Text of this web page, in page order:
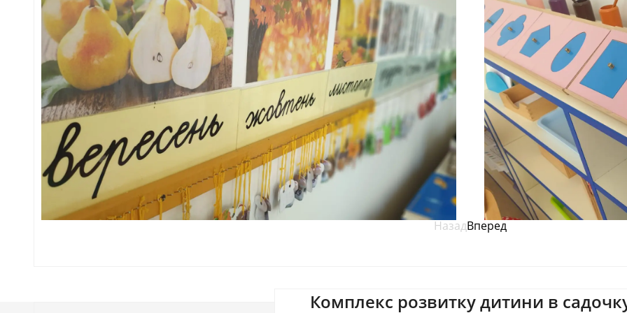
НазадВперед
Комплекс розвитку дитини в